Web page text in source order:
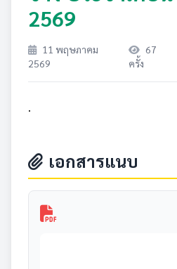
2569
11 พฤษภาคม
2569
67
ครั้ง
.
เอกสารแนบ